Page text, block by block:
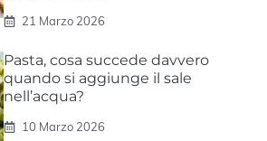
21 Marzo 2026
Pasta, cosa succede davvero
quando si aggiunge il sale
nell’acqua?
10 Marzo 2026